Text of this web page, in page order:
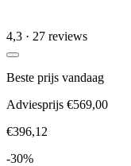
4,3 · 27 reviews
Beste prijs vandaag
Adviesprijs €569,00
€396,12
-30%